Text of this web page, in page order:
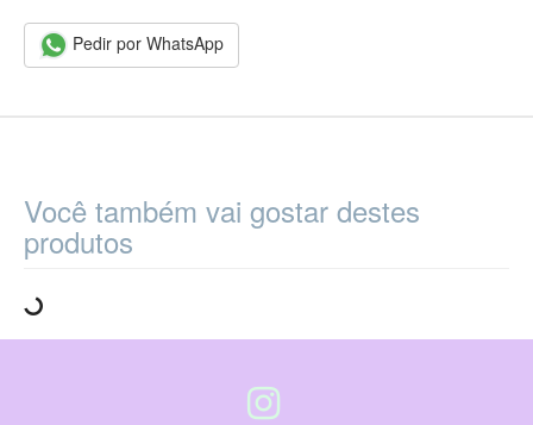
Pedir por WhatsApp
Você também vai gostar destes
produtos